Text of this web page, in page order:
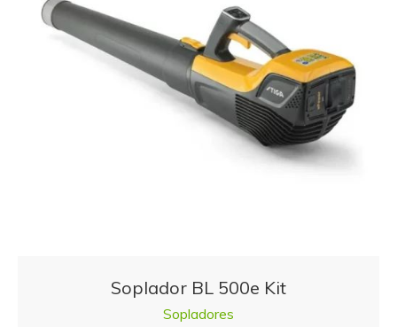
Soplador BL 500e Kit
Sopladores